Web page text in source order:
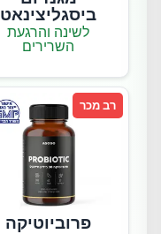
ביסגליצינאט
לשינה והרגעת
השרירים
רב מכר
פרוביוטיקה